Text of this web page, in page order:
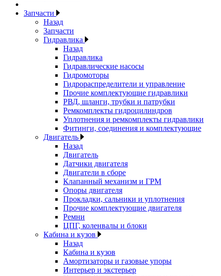
Запчасти
Назад
Запчасти
Гидравлика
Назад
Гидравлика
Гидравлические насосы
Гидромоторы
Гидрораспределители и управление
Прочие комплектующие гидравлики
РВД, шланги, трубки и патрубки
Ремкомплекты гидроцилиндров
Уплотнения и ремкомплекты гидравлики
Фитинги, соединения и комплектующие
Двигатель
Назад
Двигатель
Датчики двигателя
Двигатели в сборе
Клапанный механизм и ГРМ
Опоры двигателя
Прокладки, сальники и уплотнения
Прочие комплектующие двигателя
Ремни
ЦПГ, коленвалы и блоки
Кабина и кузов
Назад
Кабина и кузов
Амортизаторы и газовые упоры
Интерьер и экстерьер